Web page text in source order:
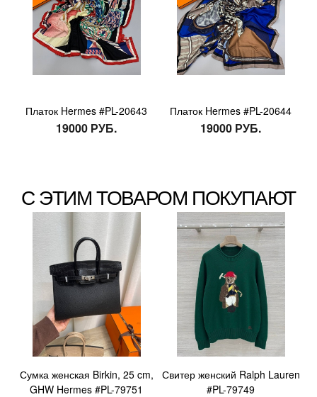
Платок Hermes #PL-20643
19000 РУБ.
Платок Hermes #PL-20644
19000 РУБ.
С ЭТИМ ТОВАРОМ ПОКУПАЮТ
Сумка женская Birkin, 25 cm,
GHW Hermes #PL-79751
Свитер женский Ralph Lauren
#PL-79749